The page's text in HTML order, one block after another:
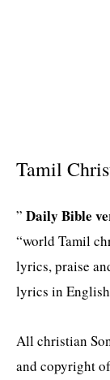
Tamil
” Daily Bible
“world Tamil
lyrics, praise
lyrics in
All christian
and copyright